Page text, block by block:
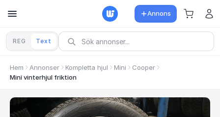
Annons
REG Text
Hem Annonser Kompletta hjul Mini
Cooper
Mini vinterhjul friktion